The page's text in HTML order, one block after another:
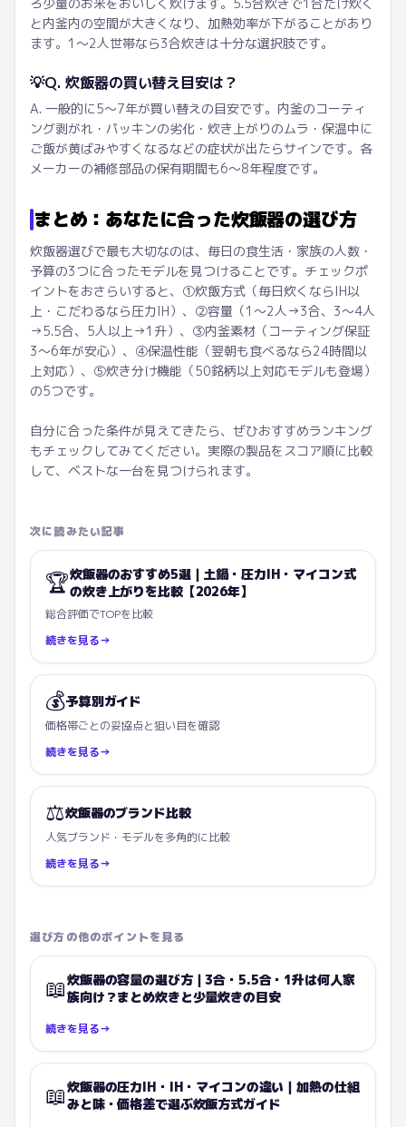
と内釜内の空間が大きくなり、加熱効率が下がることがあり
ます。1〜2人世帯なら3合炊きは十分な選択肢です。
💡Q. 炊飯器の買い替え目安は？
A. 一般的に5〜7年が買い替えの目安です。内釜のコーティ
ング剥がれ・パッキンの劣化・炊き上がりのムラ・保温中に
ご飯が黄ばみやすくなるなどの症状が出たらサインです。各
メーカーの補修部品の保有期間も6〜8年程度です。
まとめ：あなたに合った炊飯器の選び方
炊飯器選びで最も大切なのは、毎日の食生活・家族の人数・
予算の3つに合ったモデルを見つけることです。チェックポ
イントをおさらいすると、①炊飯方式（毎日炊くならIH以
上・こだわるなら圧力IH）、②容量（1〜2人→3合、3〜4人
→5.5合、5人以上→1升）、③内釜素材（コーティング保証
3〜6年が安心）、④保温性能（翌朝も食べるなら24時間以
上対応）、⑤炊き分け機能（50銘柄以上対応モデルも登場）
の5つです。
自分に合った条件が見えてきたら、ぜひおすすめランキング
もチェックしてみてください。実際の製品をスコア順に比較
して、ベストな一台を見つけられます。
次に読みたい記事
🏆炊飯器のおすすめ5選｜土鍋・圧力IH・マイコン式
の炊き上がりを比較【2026年】
総合評価でTOPを比較
続きを見る→
💰予算別ガイド
価格帯ごとの妥協点と狙い目を確認
続きを見る→
⚖️炊飯器のブランド比較
人気ブランド・モデルを多角的に比較
続きを見る→
選び方の他のポイントを見る
📖炊飯器の容量の選び方｜3合・5.5合・1升は何人家
族向け？まとめ炊きと少量炊きの目安
続きを見る→
📖炊飯器の圧力IH・IH・マイコンの違い｜加熱の仕組
みと味・価格差で選ぶ炊飯方式ガイド